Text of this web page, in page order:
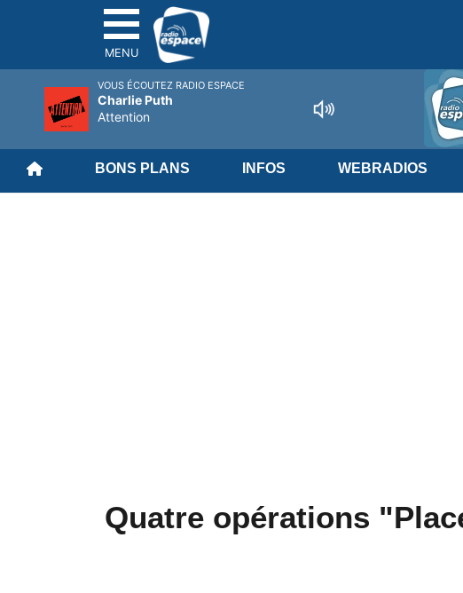
MENU
BONS PLANS INFOS WEBRADIOS
Quatre opérations
VOUS ÉCOUTEZ RADIO ESPACE
Charlie Puth
Attention